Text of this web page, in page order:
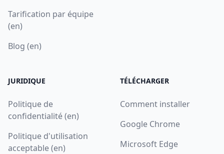
Tarification par équipe
(en)
Blog (en)
JURIDIQUE
Politique de
confidentialité (en)
Politique d'utilisation
acceptable (en)
TÉLÉCHARGER
Comment installer
Google Chrome
Microsoft Edge